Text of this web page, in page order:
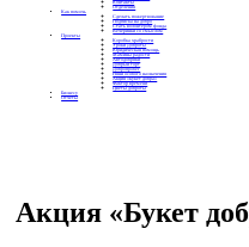
Контакты
Отделения
Как помочь
Сделать пожертвование
Подписка на добро
Стать волонтером фонда
Вечеринки со смыслом
Проекты
Коробка храбрости
Уроки Доброты
Юридическая помощь
Мамины радости
Автодобряки
Добрый торт
Добропробег
Няни особого назначения
Акция «Букет добра»
Фактор времени
Цветы доброты
Бизнесу
Отчеты
Акция «Букет